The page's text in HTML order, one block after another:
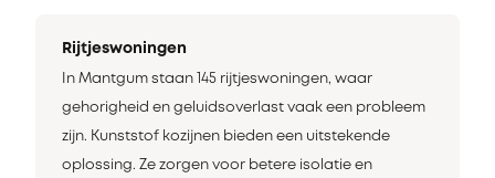
Rijtjeswoningen
In Mantgum staan 145 rijtjeswoningen, waar
gehorigheid en geluidsoverlast vaak een probleem
zijn. Kunststof kozijnen bieden een uitstekende
oplossing. Ze zorgen voor betere isolatie en